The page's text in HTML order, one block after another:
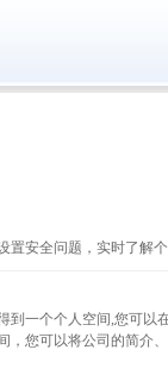
置安全问题，实时了解
到一个个人空间,您可以
，您可以将公司的简介